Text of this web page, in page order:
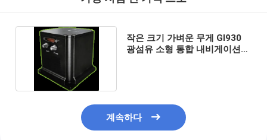
작은 크기 가벼운 무게 GI930
광섬유 소형 통합 내비게이션
계속하다